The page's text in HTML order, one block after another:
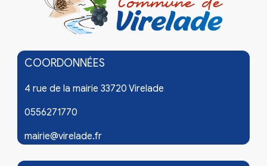
COORDONNÉES
4 rue de la mairie 33720 Virelade
0556271770
mairie@virelade.fr